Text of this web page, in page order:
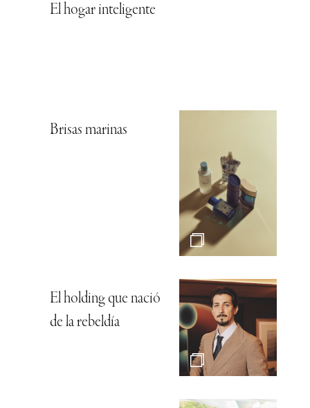
El hogar inteligente
Brisas marinas
El holding que nació
de la rebeldía